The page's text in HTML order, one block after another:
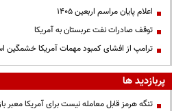
اعلام پایان مراسم اربعین ۱۴۰۵
توقف صادرات نفت عربستان به آمریکا
ترامپ از افشای کمبود مهمات آمریکا خشمگین
پربازدید ها
تنگه هرمز قابل معامله نیست برای آمریکا معبر